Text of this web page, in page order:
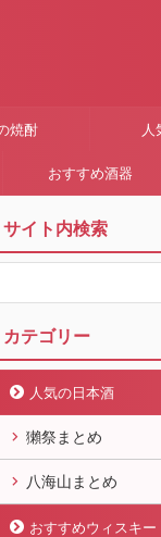
焼酎 人
おすすめ酒器
サイト内検索
カテゴリー
人気の日本酒
獺祭まとめ
八海山まとめ
おすすめウィスキー